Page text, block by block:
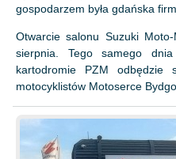
gospodarzem była gdańska
Otwarcie salonu Suzuki
sierpnia. Tego samego
kartodromie PZM odbędzie
motocyklistów Motoserce